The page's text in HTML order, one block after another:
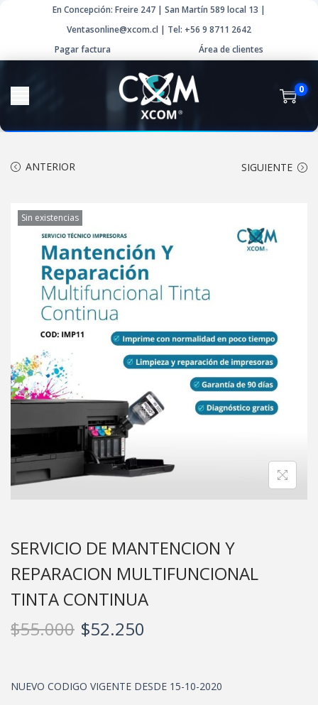
En Concepción: Freire 247 | San Martín 589 local 13 |
Ventasonline@xcom.cl | Tel: +56 9 8711 2642
Pagar factura
Área de clientes
0
ANTERIOR SIGUIENTE
Sin existencias
SERVICIO DE MANTENCION Y
REPARACION MULTIFUNCIONAL
TINTA CONTINUA
$55.000 $52.250
NUEVO CODIGO VIGENTE DESDE 15-10-2020